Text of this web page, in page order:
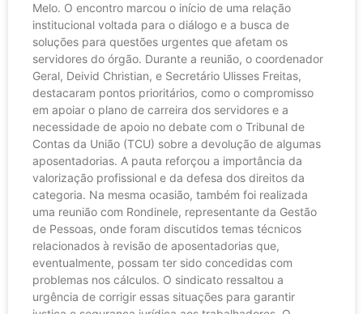
Melo. O encontro marcou o início de uma relação
institucional voltada para o diálogo e a busca de
soluções para questões urgentes que afetam os
servidores do órgão. Durante a reunião, o coordenador
Geral, Deivid Christian, e Secretário Ulisses Freitas,
destacaram pontos prioritários, como o compromisso
em apoiar o plano de carreira dos servidores e a
necessidade de apoio no debate com o Tribunal de
Contas da União (TCU) sobre a devolução de algumas
aposentadorias. A pauta reforçou a importância da
valorização profissional e da defesa dos direitos da
categoria. Na mesma ocasião, também foi realizada
uma reunião com Rondinele, representante da Gestão
de Pessoas, onde foram discutidos temas técnicos
relacionados à revisão de aposentadorias que,
eventualmente, possam ter sido concedidas com
problemas nos cálculos. O sindicato ressaltou a
urgência de corrigir essas situações para garantir